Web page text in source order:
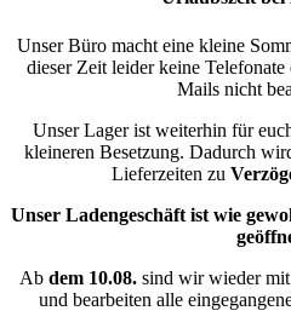
Unser Büro macht eine kleine
dieser Zeit leider keine
Mails nicht
Unser Lager ist weiterhin für
kleineren Besetzung. Dadurch
Lieferzeiten zu
Unser Ladengeschäft ist wie
Ab dem 10.08. sind wir wieder
und bearbeiten alle